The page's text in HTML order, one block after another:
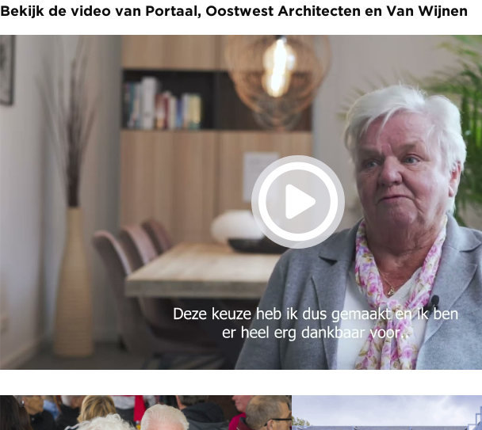
Bekijk de video van Portaal, Oostwest Architecten en Van Wijnen